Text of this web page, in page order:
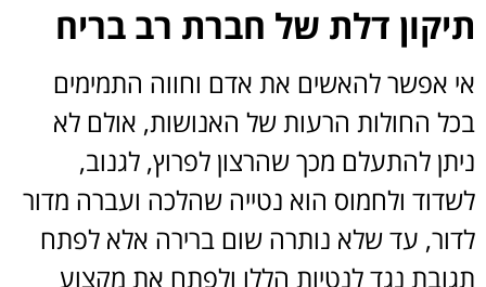
תיקון דלת של חברת רב בריח
אי אפשר להאשים את אדם וחווה התמימים
בכל החולות הרעות של האנושות, אולם לא
ניתן להתעלם מכך שהרצון לפרוץ, לגנוב,
לשדוד ולחמוס הוא נטייה שהלכה ועברה מדור
לדור, עד שלא נותרה שום ברירה אלא לפתח
תגובת נגד לנטיות הללו ולפתח את מקצוע